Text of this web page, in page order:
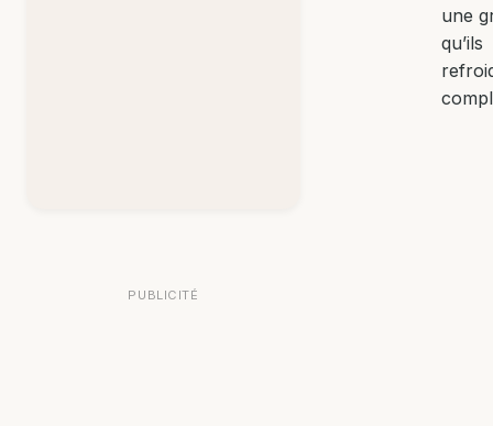
PUBLICITÉ
une
qu’ils